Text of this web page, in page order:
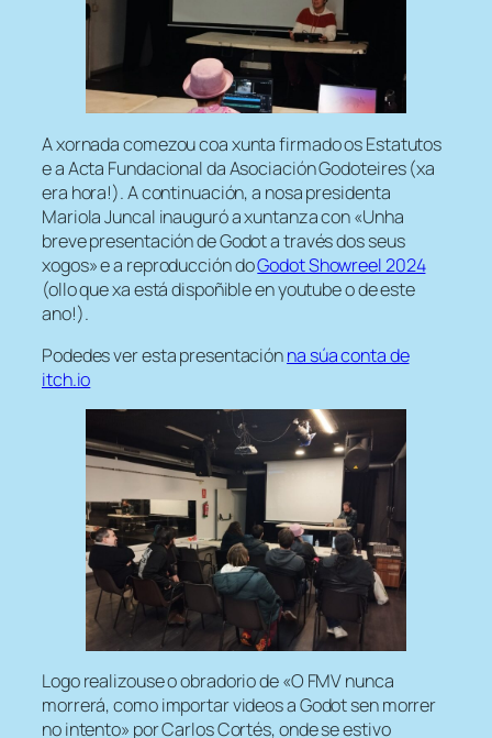
A xornada comezou coa xunta firmado os Estatutos
e a Acta Fundacional da Asociación Godoteires (xa
era hora!). A continuación, a nosa presidenta
Mariola Juncal inauguró a xuntanza con «Unha
breve presentación de Godot a través dos seus
xogos» e a reproducción doGodot Showreel 2024
(ollo que xa está dispoñible en youtube o de este
ano!).
Podedes ver esta presentaciónna súa conta de
itch.io
Logo realizouse o obradorio de «O FMV nunca
morrerá, como importar videos a Godot sen morrer
no intento» por Carlos Cortés, onde se estivo